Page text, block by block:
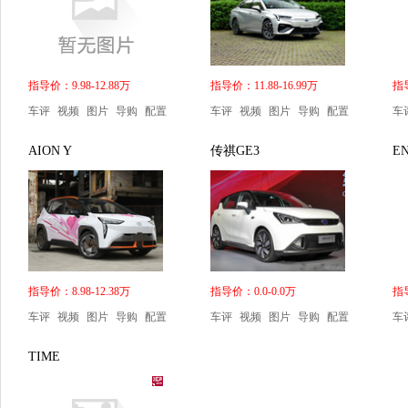
指导价：9.98-12.88万
车评 视频 图片 导购 配置
指导价：11.88-16.99万
车评 视频 图片 导购 配置
指
车
AION Y
指导价：8.98-12.38万
车评 视频 图片 导购 配置
传祺GE3
指导价：0.0-0.0万
车评 视频 图片 导购 配置
指
车
TIME